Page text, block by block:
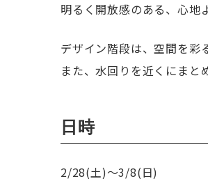
明るく開放感のある、心地
デザイン階段は、空間を彩
また、水回りを近くにまと
日時
2/28(土)～3/8(日)